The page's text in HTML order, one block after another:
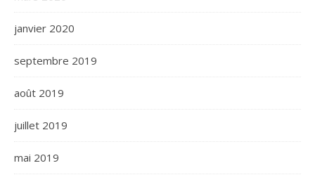
janvier 2020
septembre 2019
août 2019
juillet 2019
mai 2019